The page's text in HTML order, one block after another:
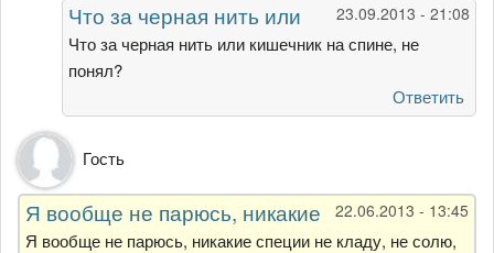
их
кишечник.
Употреблять
Гость
23.09.2013 - 21:08
Что за черная нить или
Что за черная нить или кишечник на спине, не
понял?
Ответить
Гость
22.06.2013 - 13:45
Я вообще не парюсь, никакие
Я вообще не парюсь, никакие специи не кладу, не солю,